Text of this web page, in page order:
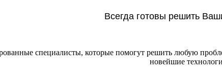
Всегда готовы решить
специалисты, которые помогут решить любую
новейшие